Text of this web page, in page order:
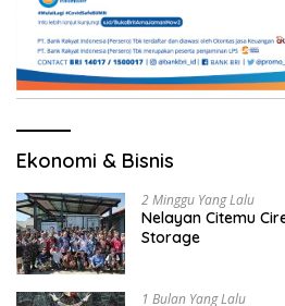
Ekonomi & Bisnis
2 Minggu Yang Lalu
Nelayan Citemu
Storage
1 Bulan Yang Lalu